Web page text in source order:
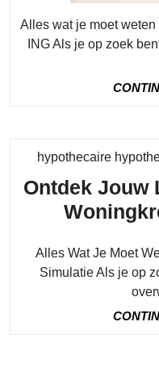
Alles wat je moet
ING Als je op zoek
hypothecaire
Ontdek Jouw
Alles Wat Je Moet
Simulatie Als je op